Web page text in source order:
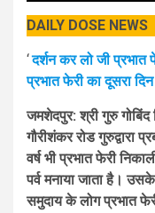
DAILY DOSE NEWS
‘दर्शन कर लो जी प्रभात
प्रभात फेरी का दूसरा दिन
जमशेदपुर: श्री गुरु
गौरीशंकर रोड गुरुद्वारा
वर्ष भी प्रभात फेरी
पर्व मनाया जाता है।
समुदाय के लोग प्रभात